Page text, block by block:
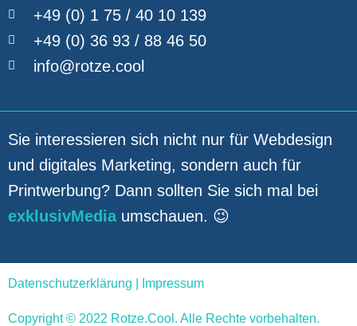
+49 (0) 1 75 / 40 10 139
+49 (0) 36 93 / 88 46 50
info@rotze.cool
Sie interessieren sich nicht nur für Webdesign
und digitales Marketing, sondern auch für
Printwerbung? Dann sollten Sie sich mal bei
exklusivMediaumschauen. 😉
Copyright © 2022 Rotze.Cool. Alle Rechte vorbehalten.
Datenschutzerklärung Impressum